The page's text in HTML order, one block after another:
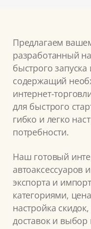
Предлагаем
разработанный
быстрого
содержащий
интернет-
для быстрого
гибко и легко
потребности.
Наш готовый
автоаксессуаров
экспорта и
категориями,
настройка
доставок и